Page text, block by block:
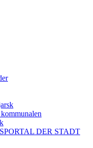
DER STADT